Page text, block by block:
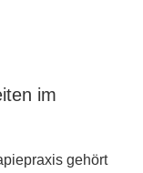
im
gehört